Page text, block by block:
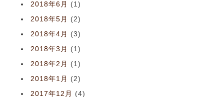
2018年6月
(1)
2018年5月
(2)
2018年4月
(3)
2018年3月
(1)
2018年2月
(1)
2018年1月
(2)
2017年12月
(4)